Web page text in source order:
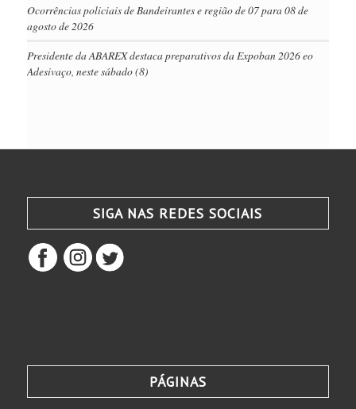
Ocorrências policiais de Bandeirantes e região de 07 para 08 de
agosto de 2026
Presidente da ABAREX destaca preparativos da Expoban 2026 eo
Adesivaço, neste sábado (8)
SIGA NAS REDES SOCIAIS
PÁGINAS